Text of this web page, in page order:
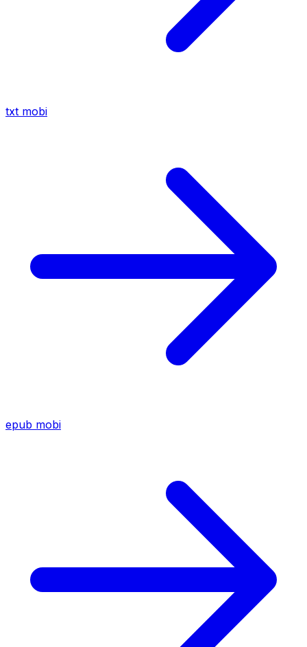
txt mobi
epub mobi